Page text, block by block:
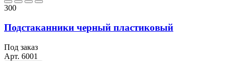
300
Подстаканники черный пластиковый
Под заказ
Арт. 6001